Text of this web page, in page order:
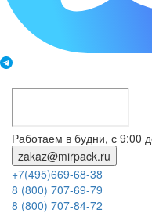
Работаем в будни, с 9:00
zakaz@mirpack.ru
+7(495)669-68-38
8 (800) 707-69-79
8 (800) 707-84-72